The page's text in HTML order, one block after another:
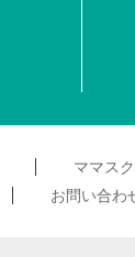
ママス
お問い合わ